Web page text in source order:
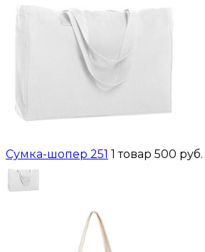
Сумка-шопер 251 1 товар 500 руб.